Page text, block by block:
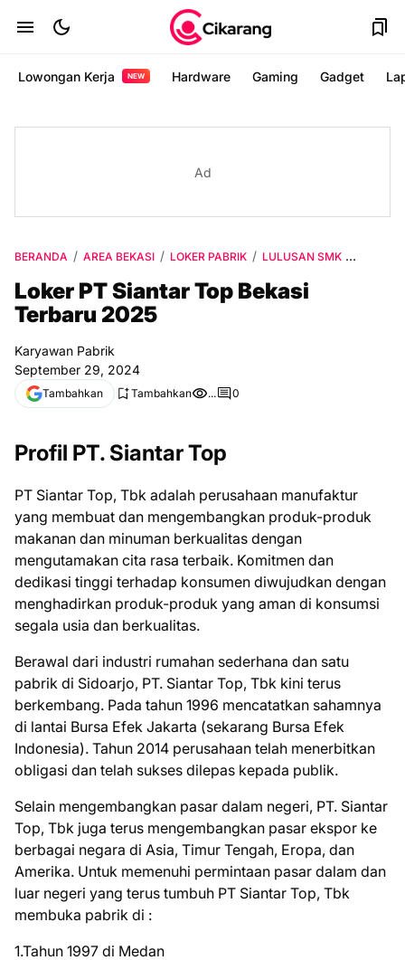
Lowongan Kerja NEW Hardware Gaming Gadget
Ad
BERANDA AREA BEKASI LOKER PABRIK LULUSAN SMK
Loker PT Siantar Top Bekasi
Terbaru 2025
Karyawan Pabrik
September 29, 2024
Tambahkan Tambahkan ... 0
Profil PT. Siantar Top
PT Siantar Top, Tbk adalah perusahaan manufaktur
yang membuat dan mengembangkan produk-produk
makanan dan minuman berkualitas dengan
mengutamakan cita rasa terbaik. Komitmen dan
dedikasi tinggi terhadap konsumen diwujudkan dengan
menghadirkan produk-produk yang aman di konsumsi
segala usia dan berkualitas.
Berawal dari industri rumahan sederhana dan satu
pabrik di Sidoarjo, PT. Siantar Top, Tbk kini terus
berkembang. Pada tahun 1996 mencatatkan sahamnya
di lantai Bursa Efek Jakarta (sekarang Bursa Efek
Indonesia). Tahun 2014 perusahaan telah menerbitkan
obligasi dan telah sukses dilepas kepada publik.
Selain mengembangkan pasar dalam negeri, PT. Siantar
Top, Tbk juga terus mengembangkan pasar ekspor ke
berbagai negara di Asia, Timur Tengah, Eropa, dan
Amerika. Untuk memenuhi permintaan pasar dalam dan
luar negeri yang terus tumbuh PT Siantar Top, Tbk
membuka pabrik di :
1.Tahun 1997 di Medan